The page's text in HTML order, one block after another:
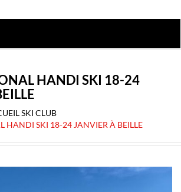
HANDI SKI 18-24
SKI CLUB
HANDI SKI 18-24 JANVIER À BEILLE